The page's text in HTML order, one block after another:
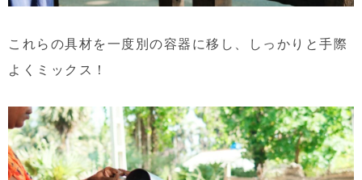
これらの具材を一度別の容器に移し、しっかりと手際
よくミックス！